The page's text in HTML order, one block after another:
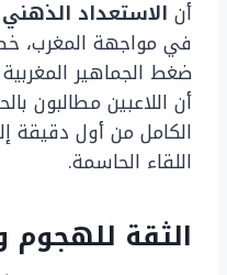
أن الاستعداد
في مواجهة المغرب،
ضغط الجماهير
أن اللاعبين مطالبون
الكامل من أول دقيقة
اللقاء الحاسمة.
الثقة للهجوم